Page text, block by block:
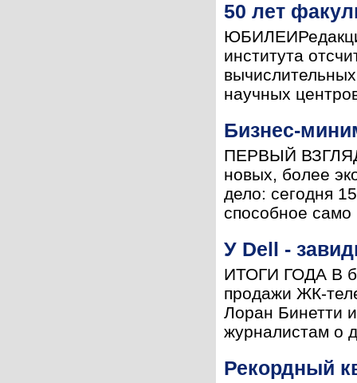
50 лет
института
научных
Бизнес-
ПЕРВЫЙ
новых, более
дело: сегодня
способное само
У Dell -
ИТОГИ ГОДА В
продажи ЖК-
Лоран Бинетти
журналистам о
Рекордный